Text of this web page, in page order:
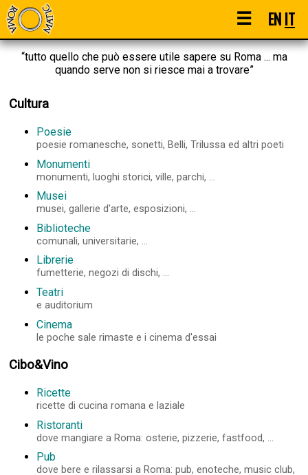
☰ ENIT
“tutto quello che può essere utile sapere su Roma ... ma
quando serve non si riesce mai a trovare”
Cultura
Poesie
poesie romanesche, sonetti, Belli, Trilussa ed altri poeti
Monumenti
monumenti, luoghi storici, ville, parchi, ...
Musei
musei, gallerie d'arte, esposizioni, ...
Biblioteche
comunali, universitarie, ...
Librerie
fumetterie, negozi di dischi, ...
Teatri
e auditorium
Cinema
le poche sale rimaste e i cinema d'essai
Cibo&Vino
Ricette
ricette di cucina romana e laziale
Ristoranti
dove mangiare a Roma: osterie, pizzerie, fastfood, ...
Pub
dove bere e rilassarsi a Roma: pub, enoteche, music club,